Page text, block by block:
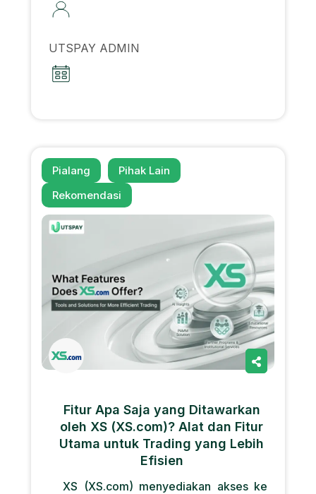
UTSPAY ADMIN
Pialang
Pihak Lain
Rekomendasi
Fitur Apa Saja yang Ditawarkan
oleh XS (XS.com)? Alat dan Fitur
Utama untuk Trading yang Lebih
Efisien
XS (XS.com) menyediakan akses ke